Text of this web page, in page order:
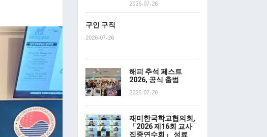
2026-07-26
구인 구직
2026-07-26
해피 추석 페스트
2026, 공식 출범
2026-07-20
재미한국학교협의회,
「2026 제16회 교사
집중연수회」 성료